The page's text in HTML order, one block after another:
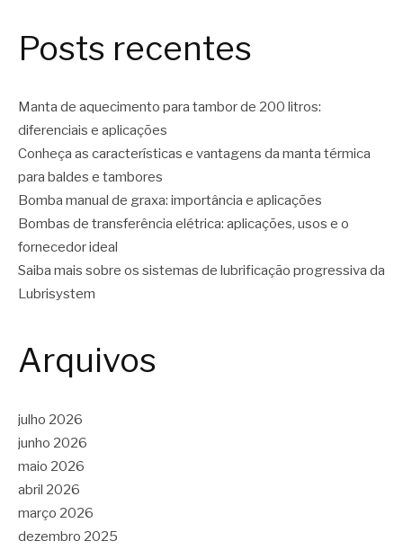
Posts recentes
Manta de aquecimento para tambor de 200 litros:
diferenciais e aplicações
Conheça as características e vantagens da manta térmica
para baldes e tambores
Bomba manual de graxa: importância e aplicações
Bombas de transferência elétrica: aplicações, usos e o
fornecedor ideal
Saiba mais sobre os sistemas de lubrificação progressiva da
Lubrisystem
Arquivos
julho 2026
junho 2026
maio 2026
abril 2026
março 2026
dezembro 2025